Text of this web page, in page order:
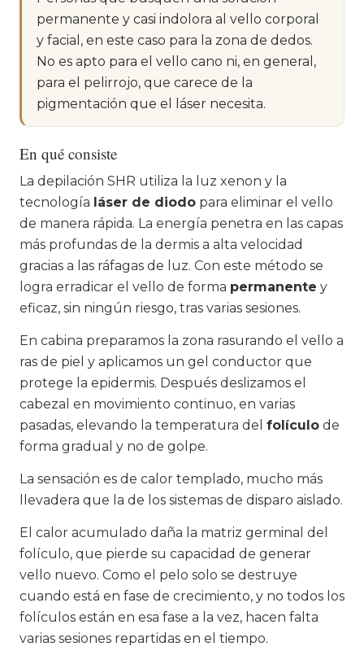
permanente y casi indolora al vello corporal
y facial, en este caso para la zona de dedos.
No es apto para el vello cano ni, en general,
para el pelirrojo, que carece de la
pigmentación que el láser necesita.
En qué consiste
La depilación SHR utiliza la luz xenon y la
tecnología láser de diodo para eliminar el vello
de manera rápida. La energía penetra en las capas
más profundas de la dermis a alta velocidad
gracias a las ráfagas de luz. Con este método se
logra erradicar el vello de forma permanente y
eficaz, sin ningún riesgo, tras varias sesiones.
En cabina preparamos la zona rasurando el vello a
ras de piel y aplicamos un gel conductor que
protege la epidermis. Después deslizamos el
cabezal en movimiento continuo, en varias
pasadas, elevando la temperatura del folículo de
forma gradual y no de golpe.
La sensación es de calor templado, mucho más
llevadera que la de los sistemas de disparo aislado.
El calor acumulado daña la matriz germinal del
folículo, que pierde su capacidad de generar
vello nuevo. Como el pelo solo se destruye
cuando está en fase de crecimiento, y no todos los
folículos están en esa fase a la vez, hacen falta
varias sesiones repartidas en el tiempo.